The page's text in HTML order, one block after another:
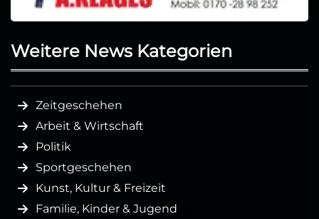
Weitere News Kategorien
Zeitgeschehen
Arbeit & Wirtschaft
Politik
Sportgeschehen
Kunst, Kultur & Freizeit
Familie, Kinder & Jugend